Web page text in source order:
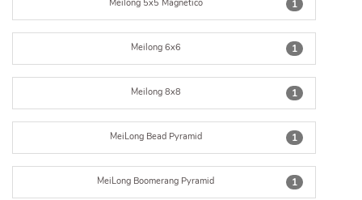
1
Meilong 5x5 Magnetico
1
Meilong 6x6
1
Meilong 8x8
1
MeiLong Bead Pyramid
1
MeiLong Boomerang Pyramid